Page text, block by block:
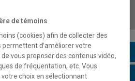
de témoins
(cookies) afin de collecter des
d’améliorer votre
vous proposer des contenus vidéo,
de fréquentation, etc. Vous
choix en sélectionnant